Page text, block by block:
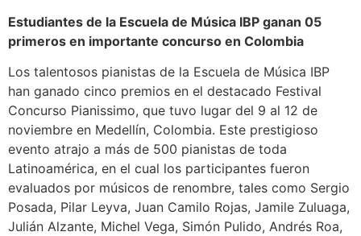
Estudiantes de la Escuela de Música IBP ganan 05
primeros en importante concurso en Colombia
Los talentosos pianistas de la Escuela de Música IBP
han ganado cinco premios en el destacado Festival
Concurso Pianissimo, que tuvo lugar del 9 al 12 de
noviembre en Medellín, Colombia. Este prestigioso
evento atrajo a más de 500 pianistas de toda
Latinoamérica, en el cual los participantes fueron
evaluados por músicos de renombre, tales como Sergio
Posada, Pilar Leyva, Juan Camilo Rojas, Jamile Zuluaga,
Julián Alzante, Michel Vega, Simón Pulido, Andrés Roa,